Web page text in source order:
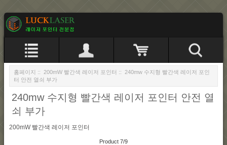
홈페이지 :: 200mW 빨간색 레이저 포인터 :: 240mw 수지형 빨간색 레이저 포인
터 안전 열쇠 부가
240mw 수지형 빨간색 레이저 포인터 안전 열
쇠 부가
200mW 빨간색 레이저 포인터
Product 7/9